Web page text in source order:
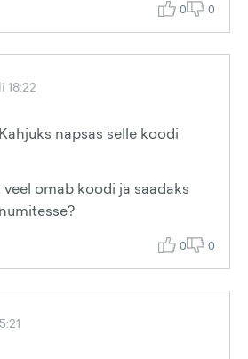
0 0
18:22
napsas selle koodi
veel omab koodi ja saadaks
0 0